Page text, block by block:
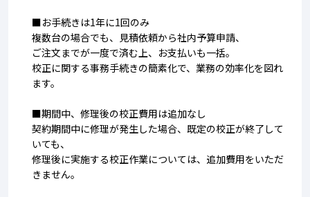
■お手続きは1年に1回のみ
複数台の場合でも、見積依頼から社内予算申請、
ご注文までが一度で済む上、お支払いも一括。
校正に関する事務手続きの簡素化で、業務の効率化を図れ
ます。
■期間中、修理後の校正費用は追加なし
契約期間中に修理が発生した場合、既定の校正が終了して
いても、
修理後に実施する校正作業については、追加費用をいただ
きません。